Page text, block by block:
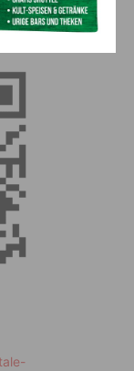
mitteilen. Alle
diskutiert.